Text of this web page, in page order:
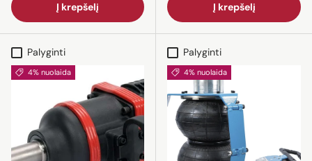
Į krepšelį Į krepšelį
Palyginti
4% nuolaida
Palyginti
4% nuolaida